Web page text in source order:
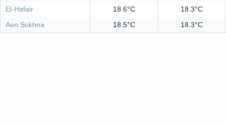
El-Hafair
18.6°C
18.3°C
Aen Sokhna
18.5°C 18.3°C